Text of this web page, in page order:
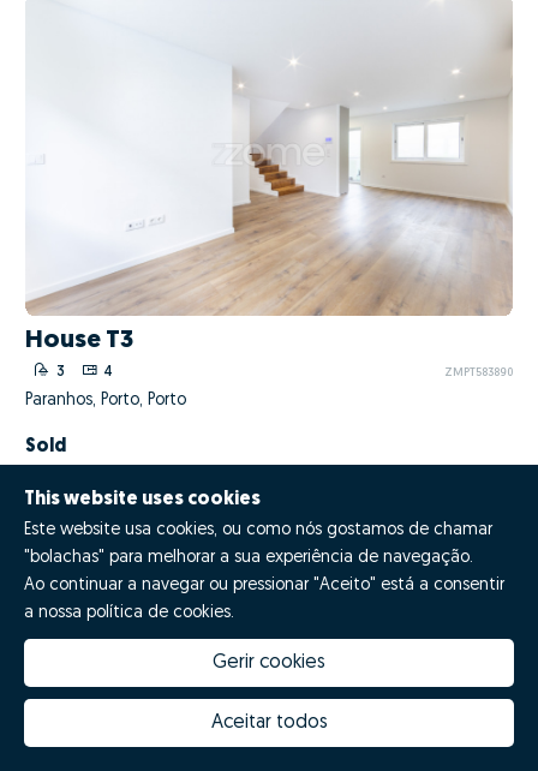
House T3
3 4 ZMPT583890
Paranhos, Porto, Porto
Sold
This website uses cookies
Este website usa cookies, ou como nós gostamos de chamar
"bolachas" para melhorar a sua experiência de navegação.
Ao continuar a navegar ou pressionar "Aceito" está a consentir
a nossa política de cookies.
Gerir cookies
Aceitar todos